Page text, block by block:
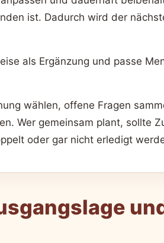
ist. Dadurch wird der
als Ergänzung und passe
wählen, offene Fragen
Wer gemeinsam plant, sollte
oder gar nicht erledigt